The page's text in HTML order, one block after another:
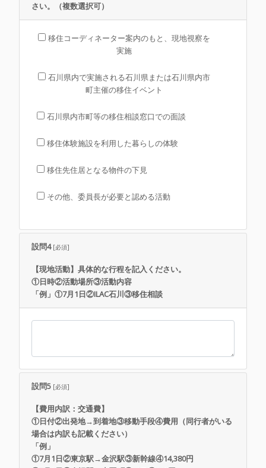
さい。（複数選択可）
移住コーディネーター案内のもと、現地視察を
実施
石川県内で実施される石川県または石川県内市
町主催の移住イベント
石川県内市町等の移住相談窓口での面談
移住体験施設を利用した暮らしの体験
移住先住居となる物件の下見
その他、委員長が必要と認める活動
設問4[必須]
【現地活動】具体的な行程を記入ください。
①日時②活動場所③活動内容
「例」①7月1日②ILAC石川③移住相談
設問5 [必須]
【費用内訳：交通費】
①日付②出発地→到着地③移動手段④費用（同行者がいる
場合は内訳も記載ください）
「例」
①7月1日②東京駅→金沢駅③新幹線④14,380円